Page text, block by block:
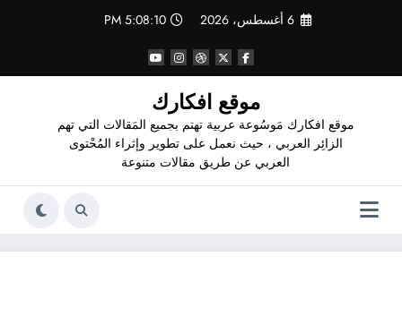
6 أغسطس، 2026 5:08:11 PM
موقع افكارك
موقع افكارك مَوسُوعة عربية تهتم بجميع المَقالات التي تهم
الزائِر العربي ، حيث نعمل على تطوير وإثراء المُحْتوى
العربي عن طريق مقالات متنوعة